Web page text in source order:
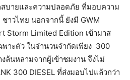
บายและความปลอดภัย ที่มอบความ
าวไทย นอกจากนี้ ยังมี GWM
Storm Limited Edition เข้ามาส
าะตัว ในจำนวนจำกัดเพียง 300
ล้นหลามจากผู้เข้าชมงาน จึงไม่
300 DIESEL ที่ส่งมอบไปแล้วกว่า